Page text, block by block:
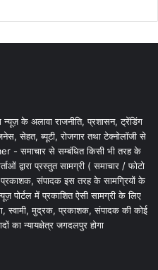
के अलावा राजनीति, प्रशासन, ट्रेंडिंग
सेहत, ब्यूटी, रोजगार तथा टेक्नोलॉजी से
- समाचार से सम्बंधित किसी भी तरह के
द्वारा प्रस्तुत सामग्री ( समाचार / फोटो
प्रकाशक, संपादक इस तरह के सामग्रियों के
पोर्टल में प्रकाशित ऐसी सामग्री के लिए
स्वामी, मुद्रक, प्रकाशक, संपादक की कोई
का न्यायक्षेत्र जगदलपुर होगा